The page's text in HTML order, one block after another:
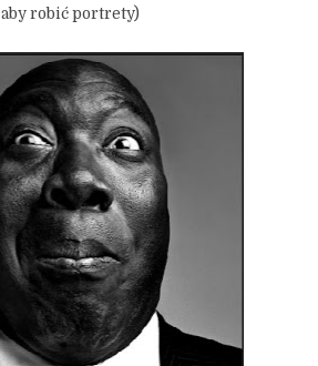
aby robić portrety)